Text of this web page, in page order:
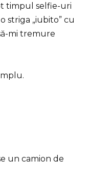
timpul selfie-uri
striga „iubito” cu
mi tremure
un camion de